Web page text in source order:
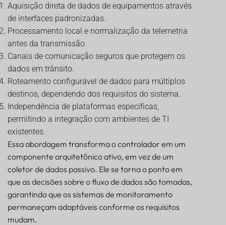
Aquisição direta de dados de equipamentos através
de interfaces padronizadas.
Processamento local e normalização da telemetria
antes da transmissão.
Canais de comunicação seguros que protegem os
dados em trânsito.
Roteamento configurável de dados para múltiplos
destinos, dependendo dos requisitos do sistema.
Independência de plataformas específicas,
permitindo a integração com ambientes de TI
existentes.
Essa abordagem transforma o controlador em um
componente arquitetônico ativo, em vez de um
coletor de dados passivo. Ele se torna o ponto em
que as decisões sobre o fluxo de dados são tomadas,
garantindo que os sistemas de monitoramento
permaneçam adaptáveis conforme os requisitos
mudam.